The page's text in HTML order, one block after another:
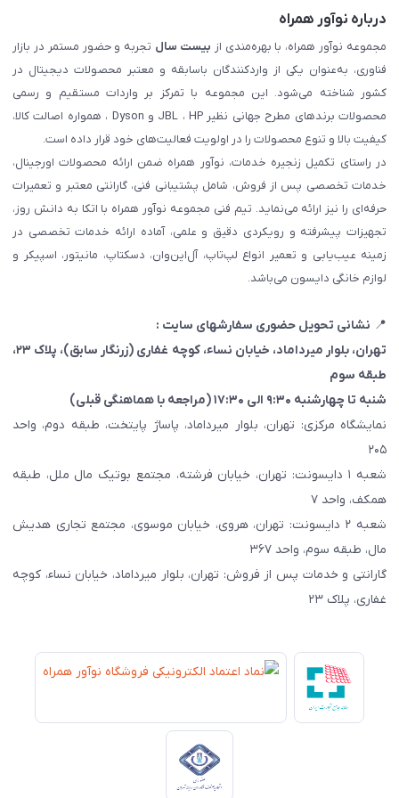
درباره نوآور همراه
مجموعه نوآور همراه، با بهره‌مندی از بیست سال تجربه و حضور مستمر در بازار
فناوری، به‌عنوان یکی از واردکنندگان باسابقه و معتبر محصولات دیجیتال در
کشور شناخته می‌شود. این مجموعه با تمرکز بر واردات مستقیم و رسمی
محصولات برندهای مطرح جهانی نظیر JBL ، HP و Dyson ، همواره اصالت کالا،
کیفیت بالا و تنوع محصولات را در اولویت فعالیت‌های خود قرار داده است.
در راستای تکمیل زنجیره خدمات، نوآور همراه ضمن ارائه محصولات اورجینال،
خدمات تخصصی پس از فروش، شامل پشتیبانی فنی، گارانتی معتبر و تعمیرات
حرفه‌ای را نیز ارائه می‌نماید. تیم فنی مجموعه نوآور همراه با اتکا به دانش روز،
تجهیزات پیشرفته و رویکردی دقیق و علمی، آماده ارائه خدمات تخصصی در
زمینه عیب‌یابی و تعمیر انواع لپ‌تاپ، آل‌این‌وان، دسکتاپ، مانیتور، اسپیکر و
لوازم خانگی دایسون می‌باشد.
📍 نشانی تحویل حضوری سفارشهای سایت :
تهران، بلوار میرداماد، خیابان نساء، کوچه غفاری (زرنگار سابق)
، پلاک ۲۳،
طبقه سوم
شنبه تا چهارشنبه ۹:۳۰ الی ۱۷:۳۰ (مراجعه با هماهنگی قبلی)
نمایشگاه مرکزی: تهران، بلوار میرداماد، پاساژ پایتخت، طبقه دوم، واحد
۲۰۵
شعبه ۱ دایسونت: تهران، خیابان فرشته، مجتمع بوتیک مال ملل، طبقه
همکف، واحد ۷
شعبه ۲ دایسونت: تهران، هروی، خیابان موسوی، مجتمع تجاری هدیش
مال، طبقه سوم، واحد ۳۶۷
گارانتی و خدمات پس از فروش: تهران، بلوار میرداماد، خیابان نساء، کوچه
غفاری، پلاک ۲۳